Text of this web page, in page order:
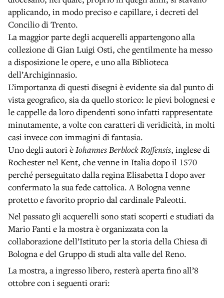
applicando, in modo preciso e capillare, i decreti del
Concilio di Trento.
La maggior parte degli acquerelli appartengono alla
collezione di Gian Luigi Osti, che gentilmente ha messo
a disposizione le opere, e uno alla Biblioteca
dell’Archiginnasio.
L’importanza di questi disegni è evidente sia dal punto di
vista geografico, sia da quello storico: le pievi bolognesi e
le cappelle da loro dipendenti sono infatti rappresentate
minutamente, a volte con caratteri di veridicità, in molti
casi invece con immagini di fantasia.
Uno degli autori èIohannes Berblock Roffensis, inglese di
Rochester nel Kent, che venne in Italia dopo il 1570
perché perseguitato dalla regina Elisabetta I dopo aver
confermato la sua fede cattolica. A Bologna venne
protetto e favorito proprio dal cardinale Paleotti.
Nel passato gli acquerelli sono stati scoperti e studiati da
Mario Fanti e la mostra è organizzata con la
collaborazione dell’Istituto per la storia della Chiesa di
Bologna e del Gruppo di studi alta valle del Reno.
La mostra, a ingresso libero, resterà aperta fino all’8
ottobre con i seguenti orari: